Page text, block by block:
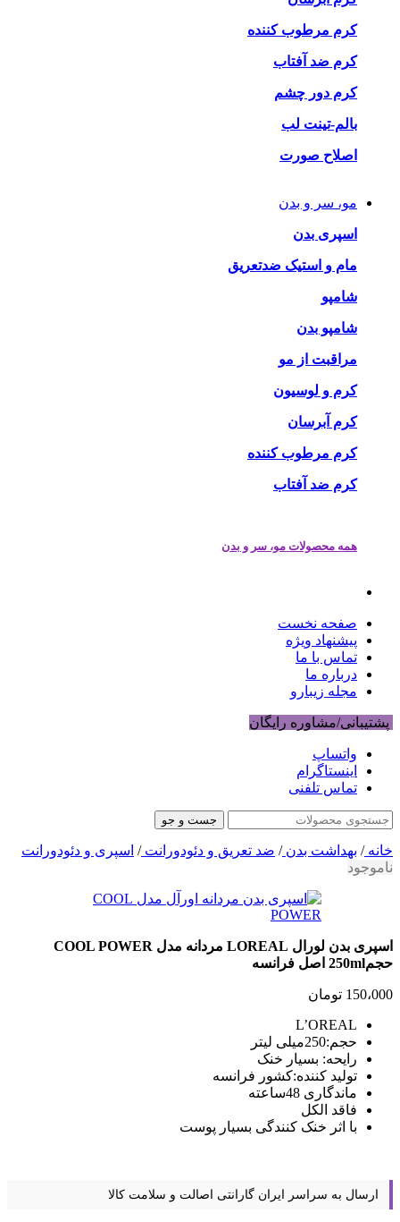
کرم مرطوب کننده
کرم ضد آفتاب
کرم دور چشم
بالم-تینت لب
اصلاح صورت
مو، سر و بدن
اسپری بدن
مام و استیک ضدتعریق
شامپو
شامپو بدن
مراقبت از مو
کرم و لوسیون
کرم آبرسان
کرم مرطوب کننده
کرم ضد آفتاب
همه محصولات مو، سر و بدن
صفحه نخست
پیشنهاد ویژه
تماس با ما
درباره ما
مجله زیبارو
پشتیبانی/مشاوره رایگان
واتساپ
اینستاگرام
تماس تلفنی
جست و جو
خانه/ بهداشت بدن/ ضد تعریق و دئودورانت/ اسپری و دئودورانت
ناموجود
اسپری بدن لورال LOREAL مردانه مدل COOL POWER
حجم250ml اصل فرانسه
150،000 تومان
L’OREAL
حجم:250میلی لیتر
رایحه: بسیار خنک
تولید کننده:کشور فرانسه
ماندگاری 48ساعته
فاقد الکل
با اثر خنک کنندگی بسیار پوست
ارسال به سراسر ایران گارانتی اصالت و سلامت کالا